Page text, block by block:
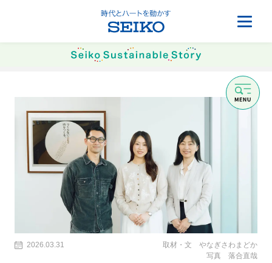
2026.03.31
取材・文 やなぎさわまどか
写真 落合直哉